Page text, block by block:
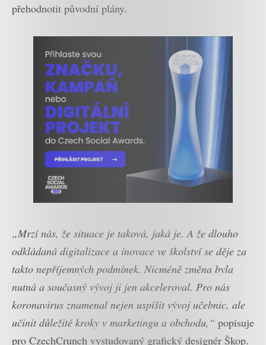
přehodnotit původní plány.
„Mrzí nás, že situace je taková, jaká je. A že dlouho
odkládaná digitalizace a inovace ve školství se děje za
takto nepříjemných podmínek. Nicméně změna byla
nutná a současný vývoj ji jen akceleroval. Pro nás
koronavirus znamenal nejen uspíšit vývoj učebnic, ale
učinit důležité kroky v marketingu a obchodu,“ popisuje
pro CzechCrunch vystudovaný grafický designér Škop.